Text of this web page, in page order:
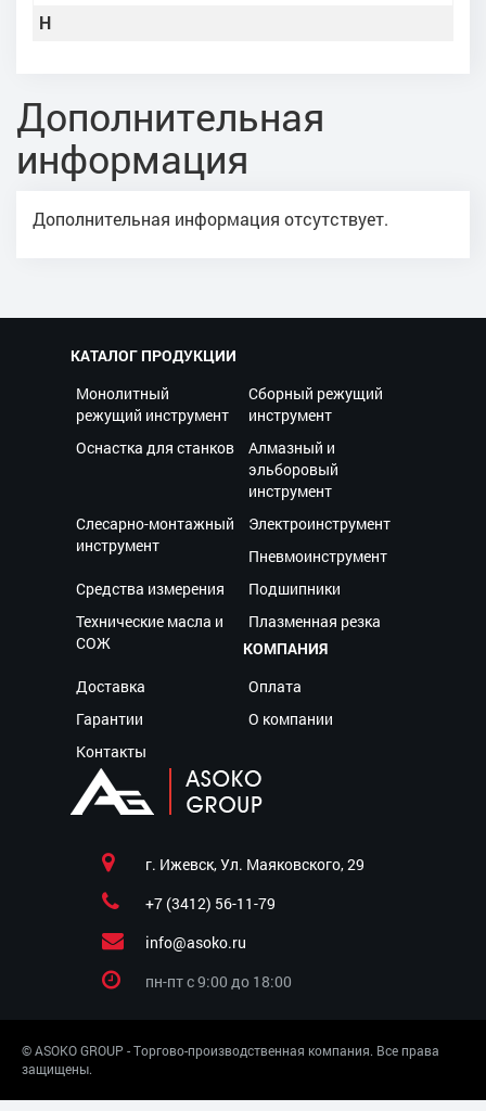
Н
Дополнительная
информация
Дополнительная информация отсутствует.
КАТАЛОГ ПРОДУКЦИИ
Монолитный
режущий инструмент
Сборный режущий
инструмент
Оснастка для станков
Алмазный и
эльборовый
инструмент
Слесарно-монтажный
инструмент
Электроинструмент
Пневмоинструмент
Средства измерения
Подшипники
Технические масла и
СОЖ
Плазменная резка
КОМПАНИЯ
Доставка
Оплата
Гарантии
О компании
Контакты
г. Ижевск, Ул. Маяковского, 29
+7 (3412) 56-11-79
info@asoko.ru
пн-пт c 9:00 до 18:00
© ASOKO GROUP - Торгово-производственная компания. Все права
защищены.